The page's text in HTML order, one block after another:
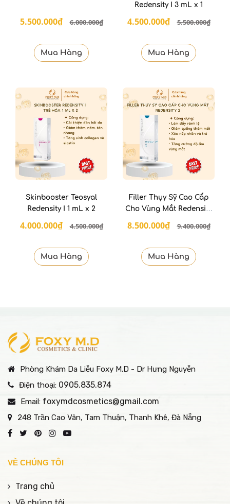
5.500.000₫ 6.000.000₫
Mua Hàng
Redensity I 3 mL x 1
4.500.000₫ 5.500.000₫
Mua Hàng
Skinbooster Teosyal
Redensity I 1 mL x 2
4.000.000₫ 4.500.000₫
Mua Hàng
Filler Thụy Sỹ Cao Cấp
Cho Vùng Mắt Redensity
8.500.000₫ 9.400.000₫
Mua Hàng
Phòng Khám Da Liễu Foxy M.D - Dr Hưng Nguyễn
Điện thoại: 0905.835.874
Email: foxymdcosmetics@gmail.com
248 Trần Cao Vân, Tam Thuận, Thanh Khê, Đà Nẵng
VỀ CHÚNG TÔI
Trang chủ